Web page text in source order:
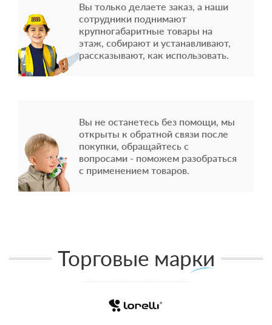
Вы только делаете заказ, а наши
сотрудники поднимают
крупногабаритные товары на
этаж, собирают и устанавливают,
рассказывают, как использовать.
Вы не останетесь без помощи, мы
открыты к обратной связи после
покупки, обращайтесь с
вопросами - поможем разобраться
с применением товаров.
Торговые марки